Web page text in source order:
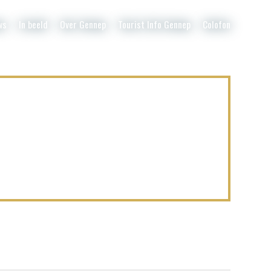
In beeld Over Gennep Tourist Info Gennep Colofon